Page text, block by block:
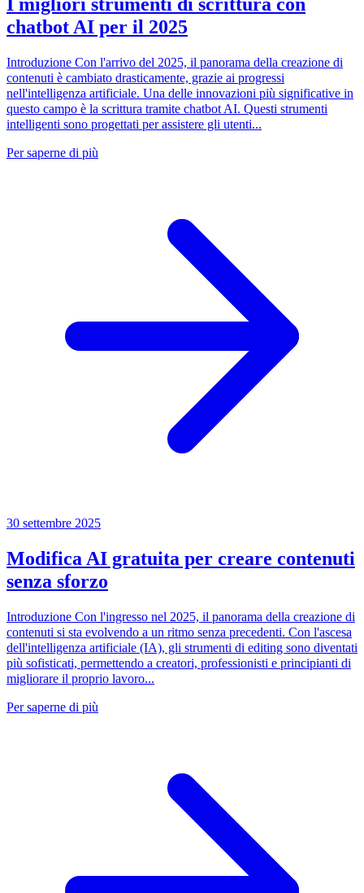
I migliori strumenti di scrittura con
chatbot AI per il 2025
Introduzione Con l'arrivo del 2025, il panorama della creazione di
contenuti è cambiato drasticamente, grazie ai progressi
nell'intelligenza artificiale. Una delle innovazioni più significative in
questo campo è la scrittura tramite chatbot AI. Questi strumenti
intelligenti sono progettati per assistere gli utenti...
Per saperne di più
30 settembre 2025
Modifica AI gratuita per creare contenuti
senza sforzo
Introduzione Con l'ingresso nel 2025, il panorama della creazione di
contenuti si sta evolvendo a un ritmo senza precedenti. Con l'ascesa
dell'intelligenza artificiale (IA), gli strumenti di editing sono diventati
più sofisticati, permettendo a creatori, professionisti e principianti di
migliorare il proprio lavoro...
Per saperne di più